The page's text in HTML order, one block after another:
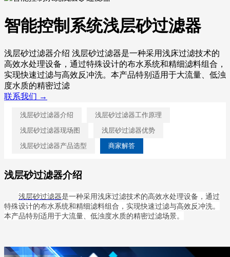
智能控制系统浅层砂过滤器
浅层砂过滤器介绍 浅层砂过滤器是一种采用浅床过滤技术的
高效水处理设备，通过特殊设计的布水系统和精细滤料组合，
实现快速过滤与高效反冲洗。本产品特别适用于大流量、低浊
度水质的精密过滤
联系我们 →
浅层砂过滤器介绍
浅层砂过滤器工作原理
浅层砂过滤器现场图
浅层砂过滤器优势
浅层砂过滤器产品选型
商家解答
浅层砂过滤器介绍
浅层砂过滤器是一种采用浅床过滤技术的高效水处理设备，通过
特殊设计的布水系统和精细滤料组合，实现快速过滤与高效反冲洗。
本产品特别适用于大流量、低浊度水质的精密过滤场景。